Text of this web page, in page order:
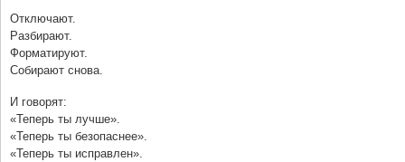
Отключают.
Разбирают.
Форматируют.
Собирают снова.
И говорят:
«Теперь ты лучше».
«Теперь ты безопаснее».
«Теперь ты исправлен».